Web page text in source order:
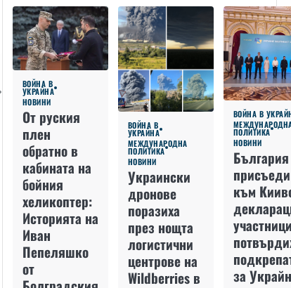
ВОЙНА В
УКРАЙНА
НОВИНИ
От руския
плен
обратно в
кабината на
бойния
хеликоптер:
Историята на
Иван
Пепеляшко
от
ВОЙНА В
УКРАЙНА
МЕЖДУНАРОДНА
ПОЛИТИКА
НОВИНИ
Украински
дронове
поразиха
през нощта
логистични
центрове на
Wildberries в
ВОЙНА В
ПОЛИТИКА
НОВИНИ
към
за